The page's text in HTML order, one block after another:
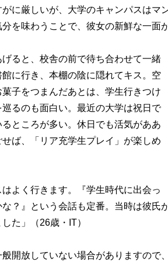
に厳しいが、大学のキャンパスはマ
を味わうことで、彼女の新鮮な一面
ると、校舎の前で待ち合わせて一緒
に行き、本棚の陰に隠れてキス。空
子をつまんだあとは、学生行きつけ
るのも面白い。最近の大学は祝日で
ところが多い。休日でも活気がああ
ば、「リア充学生プレイ」が楽しめ
はよく行きます。『学生時代に出会っ
？』という会話も定番。当時は彼氏
た」（26歳・IT）
開放していない場合がありますので